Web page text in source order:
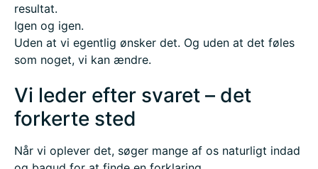
resultat.
Igen og igen.
Uden at vi egentlig ønsker det. Og uden at det føles
som noget, vi kan ændre.
Vi leder efter svaret – det
forkerte sted
Når vi oplever det, søger mange af os naturligt indad